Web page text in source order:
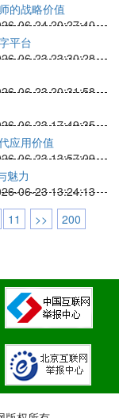
的战略价值
06-24 20:27:40
平台
06-23 23:30:28
06-23 20:31:58
06-23 17:49:35
应用价值
06-23 13:57:09
魅力
06-23 13:24:13
11 >> 200